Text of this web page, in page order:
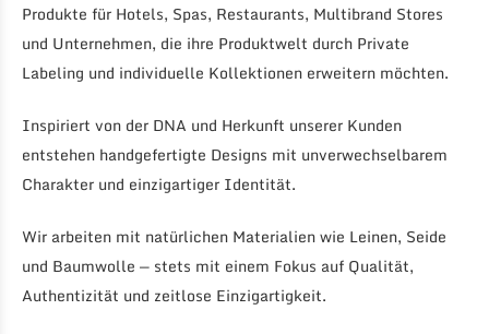
Produkte für Hotels, Spas, Restaurants, Multibrand Stores
und Unternehmen, die ihre Produktwelt durch Private
Labeling und individuelle Kollektionen erweitern möchten.
Inspiriert von der DNA und Herkunft unserer Kunden
entstehen handgefertigte Designs mit unverwechselbarem
Charakter und einzigartiger Identität.
Wir arbeiten mit natürlichen Materialien wie Leinen, Seide
und Baumwolle — stets mit einem Fokus auf Qualität,
Authentizität und zeitlose Einzigartigkeit.